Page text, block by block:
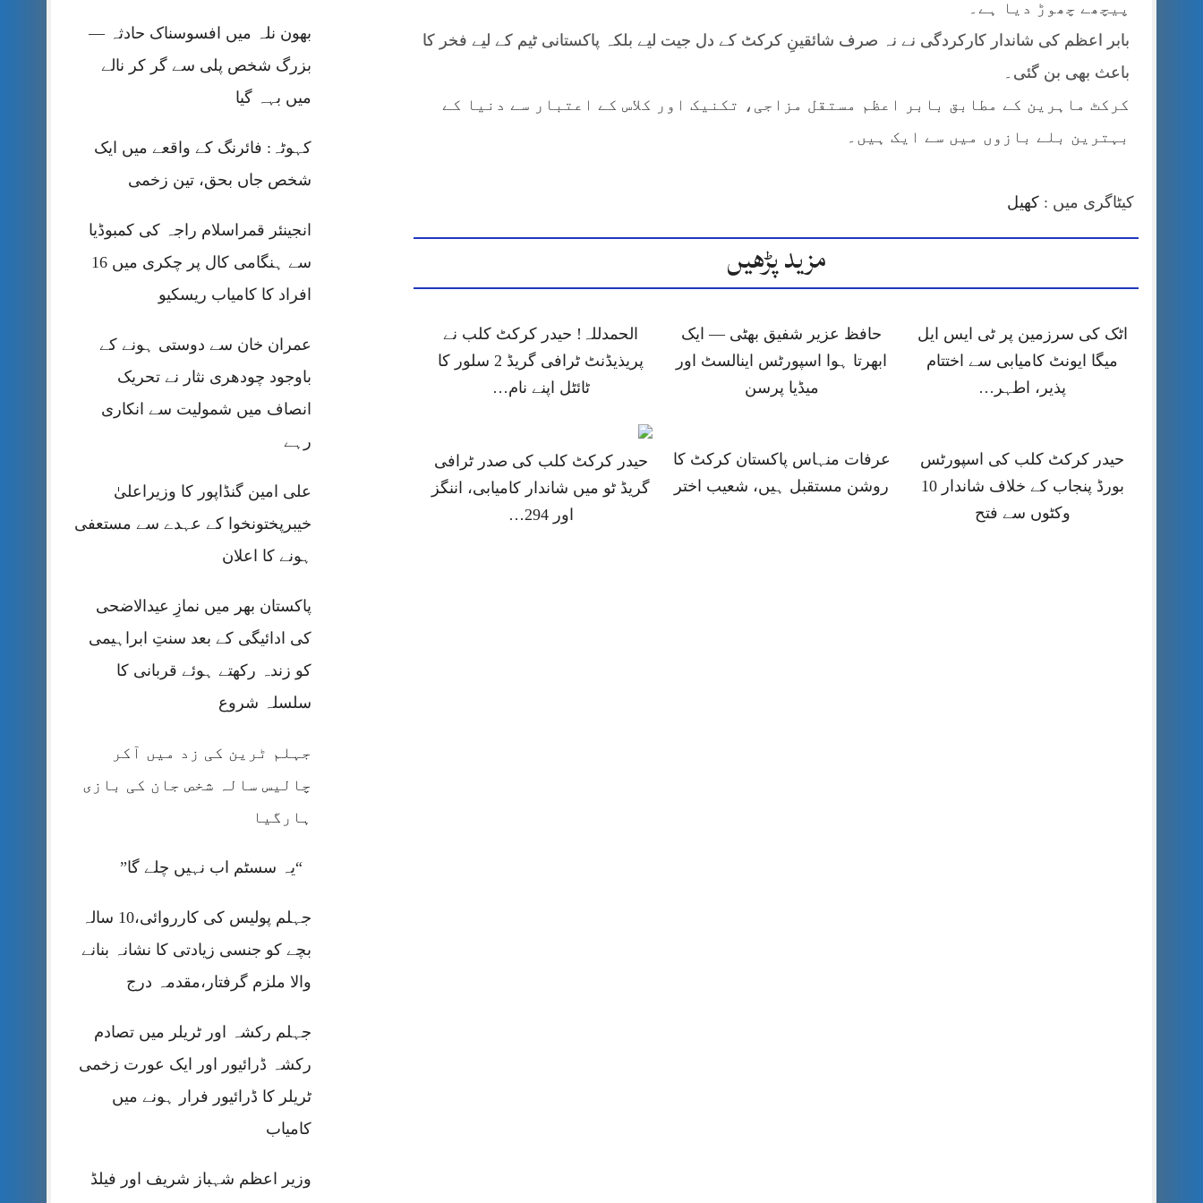
بھون نلہ میں افسوسناک حادثہ —
بزرگ شخص پلی سے گر کر نالے
میں بہہ گیا
کہوٹہ: فائرنگ کے واقعے میں ایک
شخص جاں بحق، تین زخمی
انجینئر قمراسلام راجہ کی کمبوڈیا
سے ہنگامی کال پر چکری میں 16
افراد کا کامیاب ریسکیو
عمران خان سے دوستی ہونے کے
باوجود چودھری نثار نے تحریک
انصاف میں شمولیت سے انکاری
رہے
علی امین گنڈاپور کا وزیراعلیٰ
خیبرپختونخوا کے عہدے سے مستعفی
ہونے کا اعلان
پاکستان بھر میں نمازِ عیدالاضحی
کی ادائیگی کے بعد سنتِ ابراہیمی
کو زندہ رکھتے ہوئے قربانی کا
سلسلہ شروع
جہلم ٹرین کی زد میں آکر
چالیس سالہ شخص جان کی بازی
ہارگیا
“یہ سسٹم اب نہیں چلے گا”
جہلم پولیس کی کارروائی،10 سالہ
بچے کو جنسی زیادتی کا نشانہ بنانے
والا ملزم گرفتار،مقدمہ درج
جہلم رکشہ اور ٹریلر میں تصادم
رکشہ ڈرائیور اور ایک عورت زخمی
ٹریلر کا ڈرائیور فرار ہونے میں
کامیاب
وزیر اعظم شہباز شریف اور فیلڈ
پیچھے چھوڑ دیا ہے۔
بابر اعظم کی شاندار کارکردگی نے نہ صرف شائقینِ کرکٹ کے دل جیت لیے بلکہ پاکستانی ٹیم کے لیے فخر کا
باعث بھی بن گئی۔
کرکٹ ماہرین کے مطابق بابر اعظم مستقل مزاجی، تکنیک اور کلاس کے اعتبار سے دنیا کے
بہترین بلے بازوں میں سے ایک ہیں۔
کیٹاگری میں : کھیل
مزید پڑھیں
اٹک کی سرزمین پر ٹی ایس ایل
میگا ایونٹ کامیابی سے اختتام
پذیر، اطہر…
حافظ عزیر شفیق بھٹی — ایک
ابھرتا ہوا اسپورٹس اینالسٹ اور
میڈیا پرسن
الحمدللہ! حیدر کرکٹ کلب نے
پریذیڈنٹ ٹرافی گریڈ 2 سلور کا
ٹائٹل اپنے نام…
حیدر کرکٹ کلب کی اسپورٹس
بورڈ پنجاب کے خلاف شاندار 10
وکٹوں سے فتح
عرفات منہاس پاکستان کرکٹ کا
روشن مستقبل ہیں، شعیب اختر
حیدر کرکٹ کلب کی صدر ٹرافی
گریڈ ٹو میں شاندار کامیابی، اننگز
اور 294…